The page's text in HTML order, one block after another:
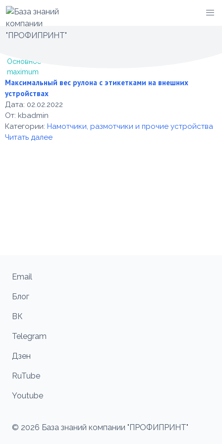
Перейти
Категория -
Основное
maximum
Максимальный вес рулона с этикетками на внешних
устройствах
Дата: 02.02.2022
От: kbadmin
Категории: Намотчики, размотчики и прочие устройства
Читать далее
© 2026 База знаний компании "ПРОФИПРИНТ"
Email
Блог
ВК
Telegram
Дзен
RuTube
Youtube